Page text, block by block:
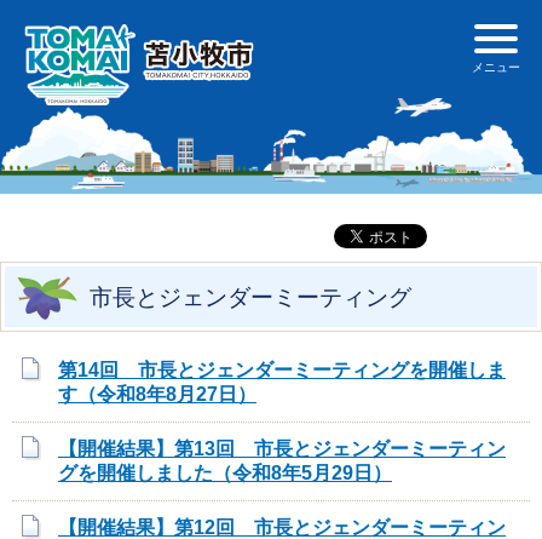
市長とジェンダーミーティング
第14回 市長とジェンダーミーティングを開催しま
す（令和8年8月27日）
【開催結果】第13回 市長とジェンダーミーティン
グを開催しました（令和8年5月29日）
【開催結果】第12回 市長とジェンダーミーティン